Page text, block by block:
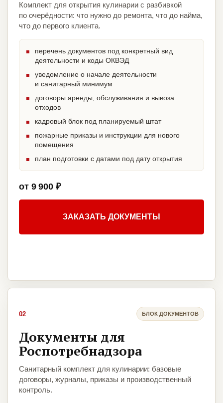
Комплект для открытия кулинарии с разбивкой
по очерёдности: что нужно до ремонта, что до найма,
что до первого клиента.
перечень документов под конкретный вид
деятельности и коды ОКВЭД
уведомление о начале деятельности
и санитарный минимум
договоры аренды, обслуживания и вывоза
отходов
кадровый блок под планируемый штат
пожарные приказы и инструкции для нового
помещения
план подготовки с датами под дату открытия
от 9 900 ₽
ЗАКАЗАТЬ ДОКУМЕНТЫ
02 БЛОК ДОКУМЕНТОВ
Документы для
Роспотребнадзора
Санитарный комплект для кулинарии: базовые
договоры, журналы, приказы и производственный
контроль.